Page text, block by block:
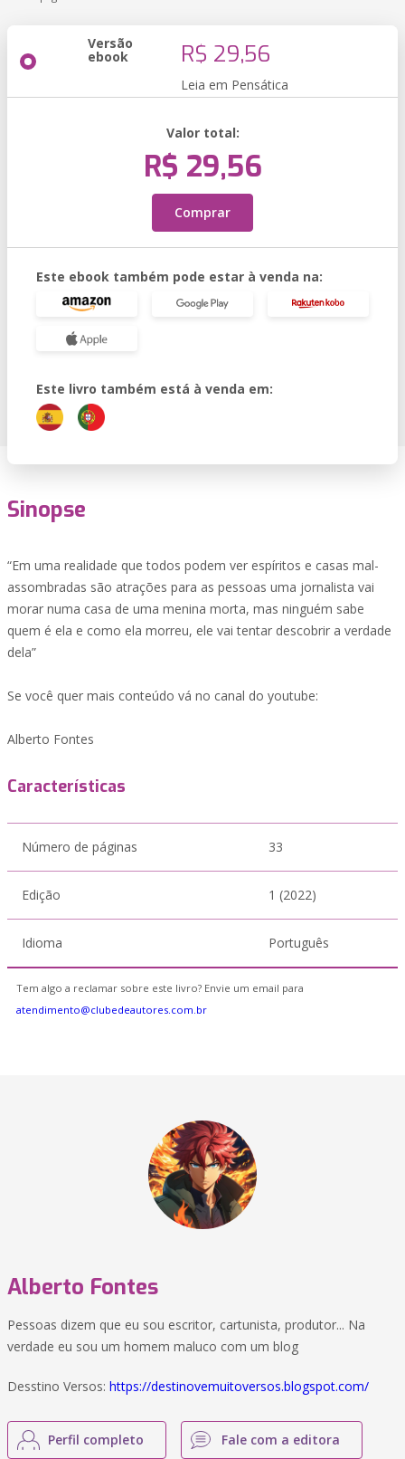
Versão
ebook R$ 29,56
Leia em Pensática
Valor total:
R$ 29,56
Comprar
Este ebook também pode estar à venda na:
Este livro também está à venda em:
Sinopse
“Em uma realidade que todos podem ver espíritos e casas mal-
assombradas são atrações para as pessoas uma jornalista vai
morar numa casa de uma menina morta, mas ninguém sabe
quem é ela e como ela morreu, ele vai tentar descobrir a verdade
dela”
Se você quer mais conteúdo vá no canal do youtube:
Alberto Fontes
Características
Número de páginas 33
Edição 1 (2022)
Idioma Português
Tem algo a reclamar sobre este livro? Envie um email para
atendimento@clubedeautores.com.br
Alberto Fontes
Pessoas dizem que eu sou escritor, cartunista, produtor... Na
verdade eu sou um homem maluco com um blog
Desstino Versos: https://destinovemuitoversos.blogspot.com/
Perfil completo Fale com a editora